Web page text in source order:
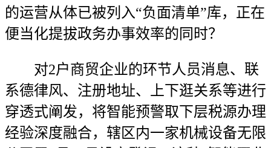
的运营从体已被列入“负面清单”库，正在
便当化提拔政务办事效率的同时？
对2户商贸企业的环节人员消息、联
系德律风、注册地址、上下逛关系等进行
穿透式阐发，将智能预警取下层税源办理
经验深度融合，辖区内一家机械设备无限